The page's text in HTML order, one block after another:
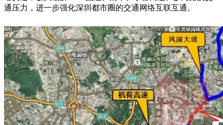
通压力，进一步强化深圳都市圈的交通网络互联互通。